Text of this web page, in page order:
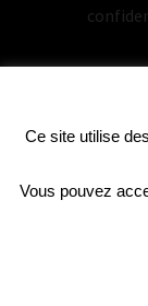
Ce site utilise
Vous pouvez